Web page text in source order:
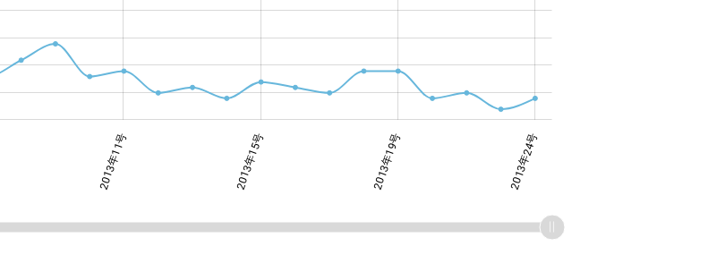
2013年6・7号
2013年11号 2013年24号
2013年15号 2013年19号